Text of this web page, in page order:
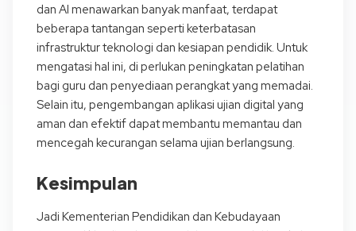
dan AI menawarkan banyak manfaat, terdapat
beberapa tantangan seperti keterbatasan
infrastruktur teknologi dan kesiapan pendidik. Untuk
mengatasi hal ini, di perlukan peningkatan pelatihan
bagi guru dan penyediaan perangkat yang memadai.
Selain itu, pengembangan aplikasi ujian digital yang
aman dan efektif dapat membantu memantau dan
mencegah kecurangan selama ujian berlangsung.
Kesimpulan
Jadi Kementerian Pendidikan dan Kebudayaan